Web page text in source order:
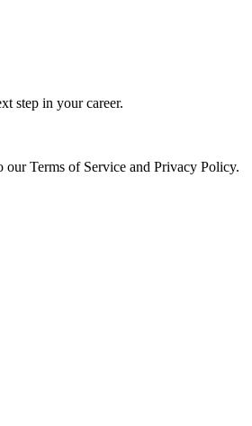
step in your career.
Terms of Service and Privacy Policy.